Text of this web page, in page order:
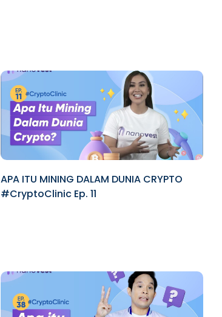
APA ITU MINING DALAM DUNIA CRYPTO
#CryptoClinic Ep. 11